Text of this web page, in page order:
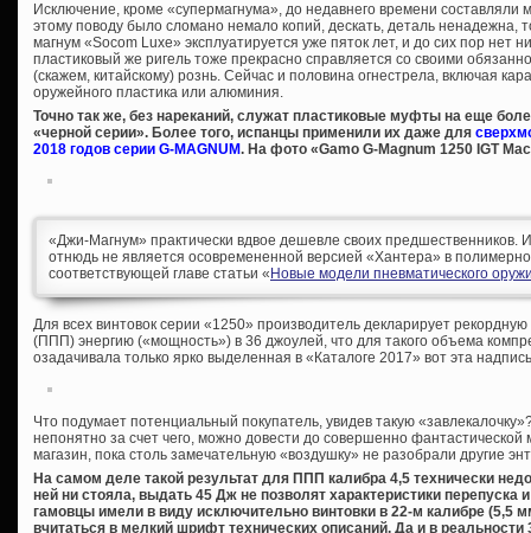
Исключение, кроме «супермагнума», до недавнего времени
этому поводу было сломано немало копий, дескать, деталь ненадежна,
магнум «Socom Luxe» эксплуатируется уже пяток лет, и до сих пор нет
пластиковый же ригель тоже прекрасно справляется со своими
(скажем, китайскому) рознь. Сейчас и половина огнестрела, включая
оружейного пластика или алюминия.
Точно так же, без нареканий, служат пластиковые муфты на еще
«черной серии». Более того, испанцы применили их даже для
2018 годов серии G-MAGNUM. На фото «Gamo G-Magnum 1250 IGT
«Джи-Магнум» практически вдвое дешевле своих предшественников.
отнюдь не является осовремененной версией «Хантера» в
соответствующей главе статьи « Новые модели пневматического
Для всех винтовок серии «1250» производитель декларирует
(ППП) энергию («мощность») в 36 джоулей, что для такого объема
озадачивала только ярко выделенная в «Каталоге 2017» вот эта
Что подумает потенциальный покупатель, увидев такую
непонятно за счет чего, можно довести до совершенно
магазин, пока столь замечательную «воздушку» не разобрали другие
На самом деле такой результат для ППП калибра 4,5 технически
ней ни стояла, выдать 45 Дж не позволят характеристики перепуска
гамовцы имели в виду исключительно винтовки в 22-м калибре (5,5
вчитаться в мелкий шрифт технических описаний. Да и в